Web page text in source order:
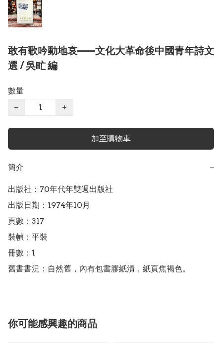
敢有歌吟動地哀——文化大革命後中國青年詩文
選 / 吳甿 編
數量
−
+
加至購物車
簡介 −
出版社：70年代年雙週出版社
出版日期：1974年10月
頁數：317
裝幀：平裝
冊數：1
舊書書況：自然舊，內有包書膠紙漬，紙頁焦褐色。
你可能感興趣的商品